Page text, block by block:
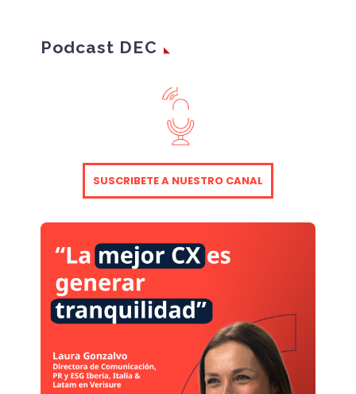
Podcast DEC
SUSCRIBETE A NUESTRO CANAL